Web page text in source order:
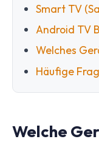
Smart TV
Android TV
Welches
Häufige
Welche